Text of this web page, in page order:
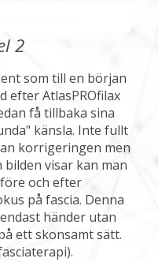
2
som till en början
efter AtlasPROfilax
få tillbaka sina
känsla. Inte fullt
korrigeringen men
visar kan man
och efter
på fascia. Denna
händer utan
ett skonsamt sätt.